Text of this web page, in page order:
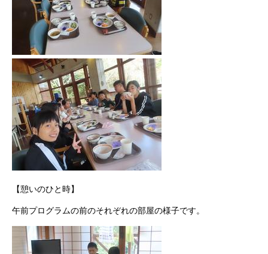
【憩いのひと時】
午前プログラムの前のそれぞれの部屋の様子です。